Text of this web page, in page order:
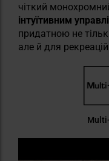
чіткий
інтуїтивним
придатною не
але й для